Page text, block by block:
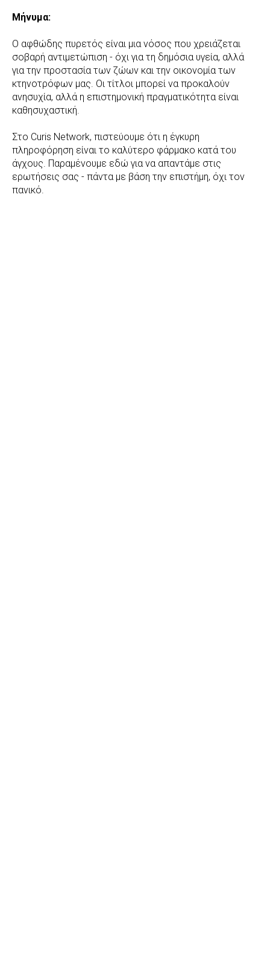
Μήνυμα:
Ο αφθώδης πυρετός είναι μια νόσος που χρειάζεται
σοβαρή αντιμετώπιση - όχι για τη δημόσια υγεία, αλλά
για την προστασία των ζώων και την οικονομία των
κτηνοτρόφων μας. Οι τίτλοι μπορεί να προκαλούν
ανησυχία, αλλά η επιστημονική πραγματικότητα είναι
καθησυχαστική.
Στο Curis Network, πιστεύουμε ότι η έγκυρη
πληροφόρηση είναι το καλύτερο φάρμακο κατά του
άγχους. Παραμένουμε εδώ για να απαντάμε στις
ερωτήσεις σας - πάντα με βάση την επιστήμη, όχι τον
πανικό.